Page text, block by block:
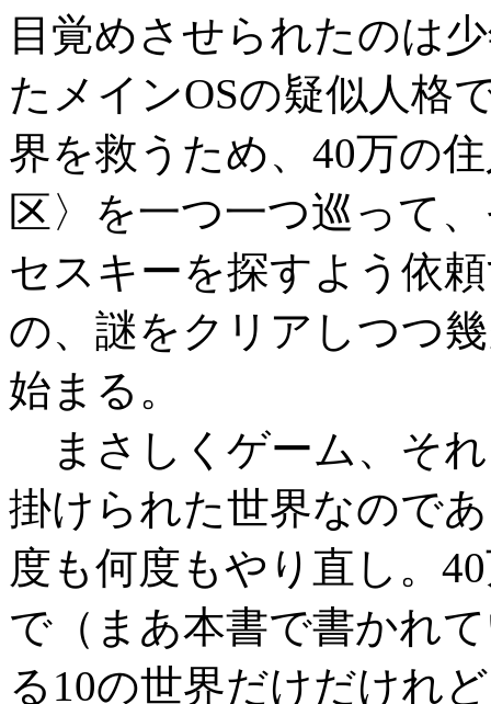
目覚めさせられたのは
たメインOSの疑似人格
界を救うため、40万の
区〉を一つ一つ巡って
セスキーを探すよう依
の、謎をクリアしつつ
始まる。
まさしくゲーム、そ
掛けられた世界なので
度も何度もやり直し。
で（まあ本書で書かれ
る10の世界だけだけれ